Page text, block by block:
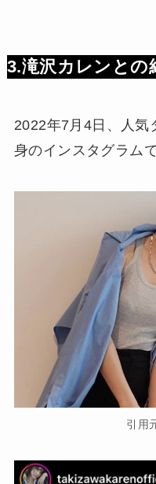
3.滝沢カレンとの
2022年7月4日、人気
身のインスタグラム
引用